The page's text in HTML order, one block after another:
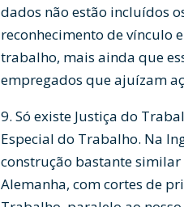
dados não estão incluídos
reconhecimento de vínculo
trabalho, mais ainda que
empregados que ajuízam
9. Só existe Justiça do
Especial do Trabalho. Na
construção bastante
Alemanha, com cortes de